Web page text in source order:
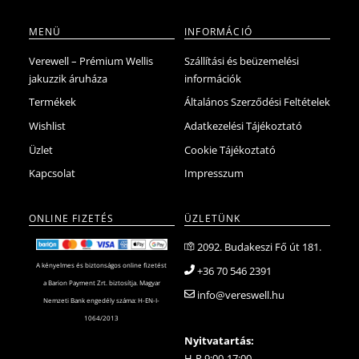
MENÜ
Verewell – Prémium Wellis
jakuzzik áruháza
Termékek
Wishlist
Üzlet
Kapcsolat
INFORMÁCIÓ
Szállítási és beüzemelési
információk
Általános Szerződési Feltételek
Adatkezelési Tájékoztató
Cookie Tájékoztató
Impresszum
ONLINE FIZETÉS
A kényelmes és biztonságos online fizetést
a Barion Payment Zrt. biztosítja. Magyar
Nemzeti Bank engedély száma: H-EN-I-
1064/2013
ÜZLETÜNK
2092. Budakeszi Fő út 181.
+36 70 546 2391
info@vereswell.hu
Nyitvatartás: